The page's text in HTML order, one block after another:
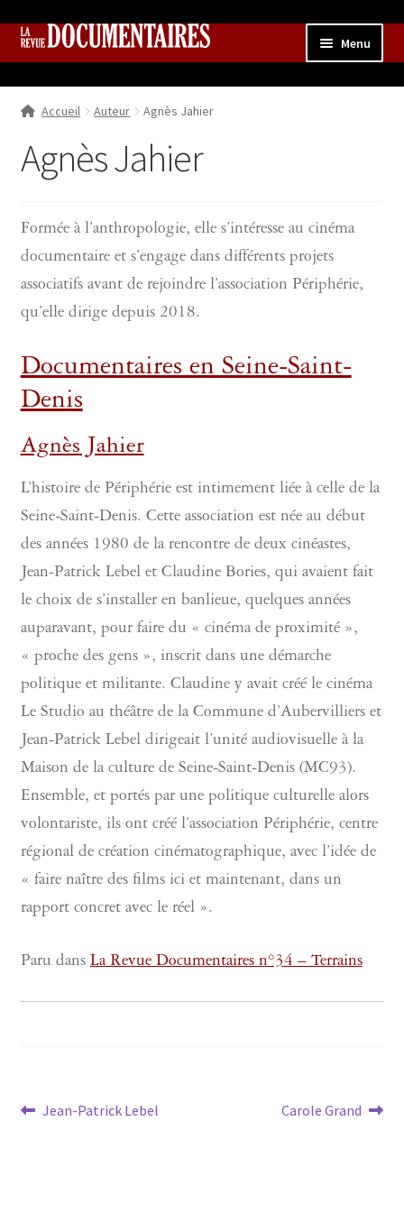
Aller
navigation
Aller
Menu
Qui sommes nous ?
Collection
menu
Boutique
Ouvrir
menu
enfant
Accueil Auteur Agnès Jahier
Agnès Jahier
Formée à l’anthropologie, elle s’intéresse au cinéma
documentaire et s’engage dans différents projets
associatifs avant de rejoindre l’association Périphérie,
qu’elle dirige depuis 2018.
Documentaires en Seine-Saint-
Denis
Agnès Jahier
L’histoire de Périphérie est intimement liée à celle de la
Seine-Saint-Denis. Cette association est née au début
des années 1980 de la rencontre de deux cinéastes,
Jean-Patrick Lebel et Claudine Bories, qui avaient fait
le choix de s’installer en banlieue, quelques années
auparavant, pour faire du « cinéma de proximité »,
« proche des gens », inscrit dans une démarche
politique et militante. Claudine y avait créé le cinéma
Le Studio au théâtre de la Commune d’Aubervilliers et
Jean-Patrick Lebel dirigeait l’unité audiovisuelle à la
Maison de la culture de Seine-Saint-Denis (MC93).
Ensemble, et portés par une politique culturelle alors
volontariste, ils ont créé l’association Périphérie, centre
régional de création cinématographique, avec l’idée de
« faire naître des films ici et maintenant, dans un
rapport concret avec le réel ».
Paru dansLa Revue Documentaires n°34 – Terrains
Navigation
Article
Jean-Patrick Lebel
Article
Carole Grand